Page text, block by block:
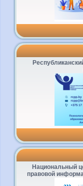
Национальный
правовой